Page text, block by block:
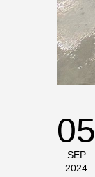
05
SEP
2024